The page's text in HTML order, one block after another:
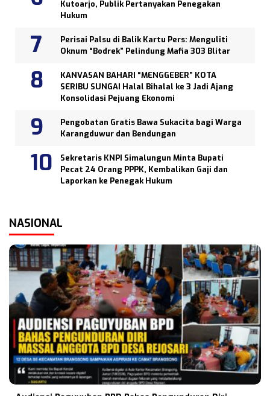
Kutoarjo, Publik Pertanyakan Penegakan
Hukum
Perisai Palsu di Balik Kartu Pers: Menguliti
Oknum “Bodrek” Pelindung Mafia 303 Blitar
KANVASAN BAHARI “MENGGEBER” KOTA
SERIBU SUNGAI Halal Bihalal ke 3 Jadi Ajang
Konsolidasi Pejuang Ekonomi
Pengobatan Gratis Bawa Sukacita bagi Warga
Karangduwur dan Bendungan
Sekretaris KNPI Simalungun Minta Bupati
Pecat 24 Orang PPPK, Kembalikan Gaji dan
Laporkan ke Penegak Hukum
NASIONAL